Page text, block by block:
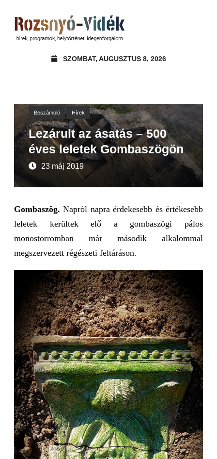
SZOMBAT, AUGUSZTUS 8, 2026
Beszámoló Hírek
Lezárult az ásatás – 500
éves leletek Gombaszögön
23 máj 2019
Gombaszög. Napról napra érdekesebb és értékesebb
leletek kerültek elő a gombaszögi pálos
monostorromban már második alkalommal
megszervezett régészeti feltáráson.